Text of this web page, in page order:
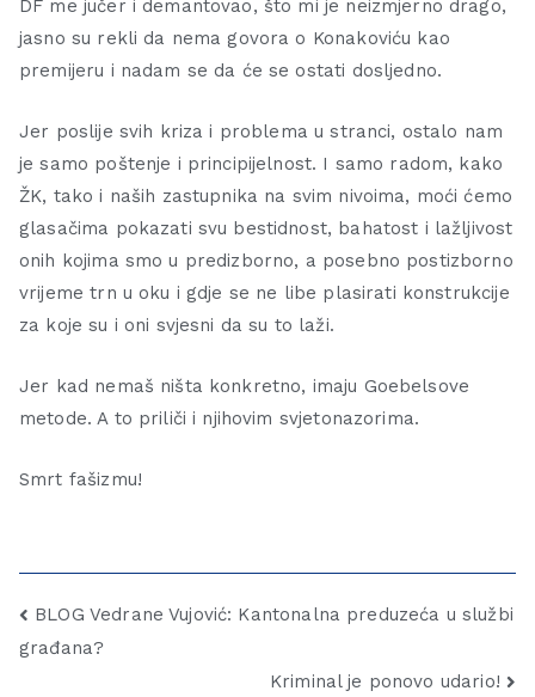
DF me jučer i demantovao, što mi je neizmjerno drago,
jasno su rekli da nema govora o Konakoviću kao
premijeru i nadam se da će se ostati dosljedno.
Jer poslije svih kriza i problema u stranci, ostalo nam
je samo poštenje i principijelnost. I samo radom, kako
ŽK, tako i naših zastupnika na svim nivoima, moći ćemo
glasačima pokazati svu bestidnost, bahatost i lažljivost
onih kojima smo u predizborno, a posebno postizborno
vrijeme trn u oku i gdje se ne libe plasirati konstrukcije
za koje su i oni svjesni da su to laži.
Jer kad nemaš ništa konkretno, imaju Goebelsove
metode. A to priliči i njihovim svjetonazorima.
Smrt fašizmu!
BLOG Vedrane Vujović: Kantonalna preduzeća u službi
građana?
Kriminal je ponovo udario!